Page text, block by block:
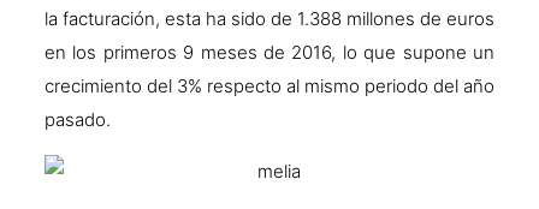
la facturación, esta ha sido de 1.388 millones de euros
en los primeros 9 meses de 2016, lo que supone un
crecimiento del 3% respecto al mismo periodo del año
pasado.